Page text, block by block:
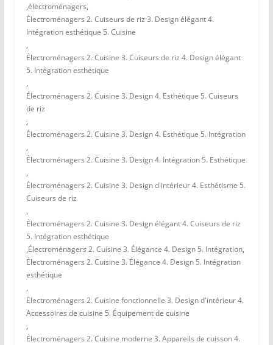
,électroménagers,
Électroménagers 2. Cuiseurs de riz 3. Design élégant 4.
Intégration esthétique 5. Cuisine
,
Électroménagers 2. Cuisine 3. Cuiseurs de riz 4. Design élégant
5. Intégration esthétique
,
Électroménagers 2. Cuisine 3. Design 4. Esthétique 5. Cuiseurs
de riz
,
Électroménagers 2. Cuisine 3. Design 4. Esthétique 5. Intégration
,
Électroménagers 2. Cuisine 3. Design 4. Intégration 5. Esthétique
,
Électroménagers 2. Cuisine 3. Design d'intérieur 4. Esthétisme 5.
Cuiseurs de riz
,
Électroménagers 2. Cuisine 3. Design élégant 4. Cuiseurs de riz
5. Intégration esthétique
,Électroménagers 2. Cuisine 3. Élégance 4. Design 5. Intégration,
Électroménagers 2. Cuisine 3. Élégance 4. Design 5. Intégration
esthétique
,
Electroménagers 2. Cuisine fonctionnelle 3. Design d'intérieur 4.
Accessoires de cuisine 5. Équipement de cuisine
,
Électroménagers 2. Cuisine moderne 3. Appareils de cuisson 4.